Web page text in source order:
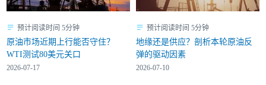
预计阅读时间 5分钟
原油市场近期上行能否守住？
WTI测试80美元关口
2026-07-17
预计阅读时间 5分钟
地缘还是供应？剖析本轮原油反
弹的驱动因素
2026-07-10